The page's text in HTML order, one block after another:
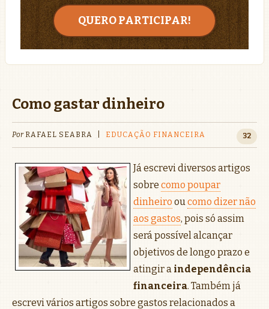
QUERO PARTICIPAR!
Como gastar dinheiro
Por RAFAEL SEABRA EDUCAÇÃO FINANCEIRA 32
Já escrevi diversos artigos
sobre como poupar
dinheiro oucomo dizer não
aos gastos, pois só assim
será possível alcançar
objetivos de longo prazo e
atingir a independência
financeira. Também já
escrevi vários artigos sobre gastos relacionados a